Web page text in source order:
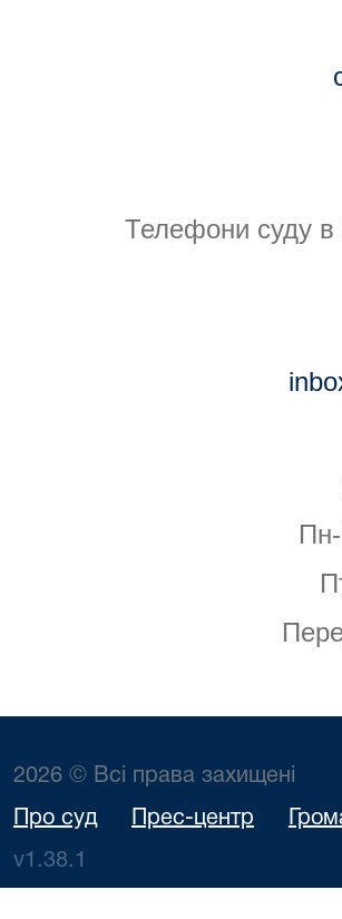
Телефони суду в
2026 © Всі права захищені
Про суд Прес-центр
v1.38.1